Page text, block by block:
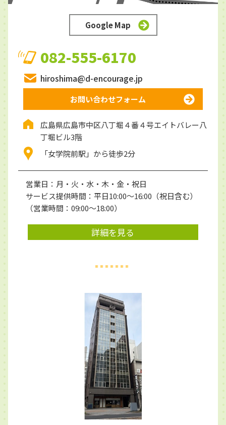
082-555-6170
hiroshima@d-encourage.jp
お問い合わせフォーム
広島県広島市中区八丁堀４番４号エイトバレー八
丁堀ビル3階
「女学院前駅」から徒歩2分
営業日：月・火・水・木・金・祝日
サービス提供時間：平日10:00～16:00（祝日含む）
（営業時間：09:00〜18:00）
詳細を見る
Google Map